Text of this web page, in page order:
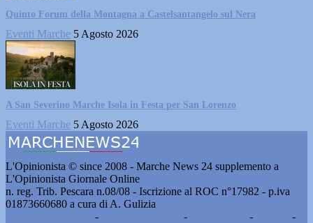
Quinto Forum della Montagna a Castelsantangelo sul Nera
Eventi Marche 5 Agosto 2026
A San Severino Marche Isola in Festa per San Lorenzo
Eventi Marche 5 Agosto 2026
L'Opinionista © since 2008 - Marche News 24 supplemento a
L'Opinionista Giornale Online
n. reg. Trib. Pescara n.08/08 - Iscrizione al ROC n°17982 - p.iva
01873660680 a cura di A. Gulizia
- - -
-